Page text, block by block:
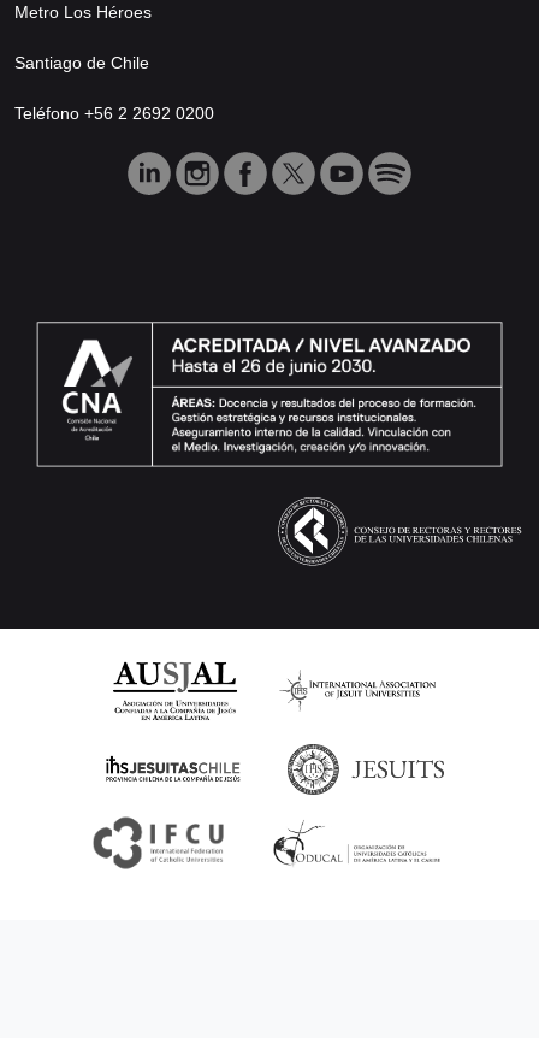
Metro Los Héroes
Santiago de Chile
Teléfono +56 2 2692 0200